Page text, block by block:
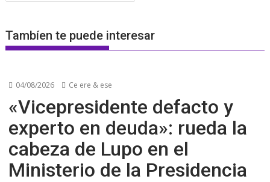
Tambíen te puede interesar
04/08/2026 Ce ere & ese
«Vicepresidente defacto y
experto en deuda»: rueda la
cabeza de Lupo en el
Ministerio de la Presidencia